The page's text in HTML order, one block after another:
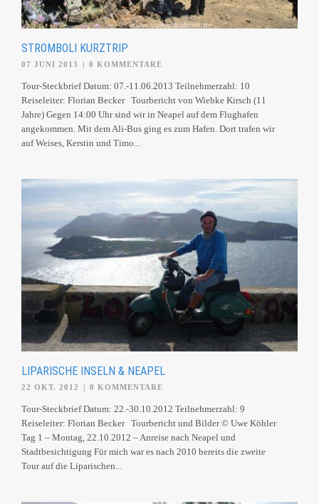
STROMBOLI KURZTRIP
07 JUNI 2013 | 0 KOMMENTARE
Tour-Steckbrief Datum: 07.-11.06.2013 Teilnehmerzahl: 10
Reiseleiter: Florian Becker Tourbericht von Wiebke Kirsch (11
Jahre) Gegen 14:00 Uhr sind wir in Neapel auf dem Flughafen
angekommen. Mit dem Ali-Bus ging es zum Hafen. Dort trafen wir
auf Weises, Kerstin und Timo...
LIPARISCHE INSELN & NEAPEL
22 OKT. 2012 0 KOMMENTARE
Tour-Steckbrief Datum: 22.-30.10.2012 Teilnehmerzahl: 9
Reiseleiter: Florian Becker Tourbericht und Bilder © Uwe Köhler
Tag 1 – Montag, 22.10.2012 – Anreise nach Neapel und
Stadtbesichtigung Für mich war es nach 2010 bereits die zweite
Tour auf die Liparischen...